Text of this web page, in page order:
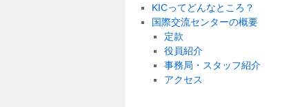
KICってどんなところ？
国際交流センターの概要
定款
役員紹介
事務局・スタッフ紹介
アクセス